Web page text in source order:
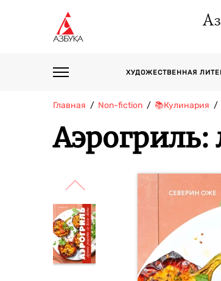
ХУДОЖЕСТВЕННАЯ
Главная Non-fiction 📚Кулинария
Аэрогриль: